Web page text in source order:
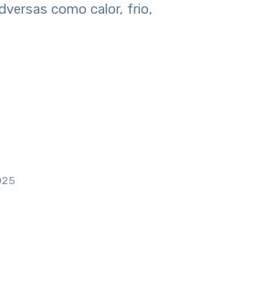
como calor, frio,